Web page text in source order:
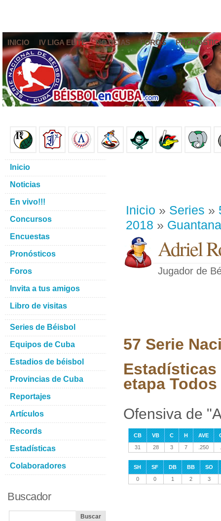
INICIO IV LIGA ELITE NOTICIAS FOROS
Inicio » Series »
2018 »
Adriel
Jugador de
57 Serie
etapa
Ofensiva de
CB VB C H AVE
31
28 3 7 .250
SH SF DB BB
SO
0
0 1 2 3
Inicio
Noticias
En vivo!!!
Concursos
Encuestas
Pronósticos
Foros
Invita a tus amigos
Libro de visitas
Series de Béisbol
Equipos de Cuba
Estadios de béisbol
Provincias de Cuba
Reportajes
Artículos
Records
Estadísticas
Colaboradores
Buscador